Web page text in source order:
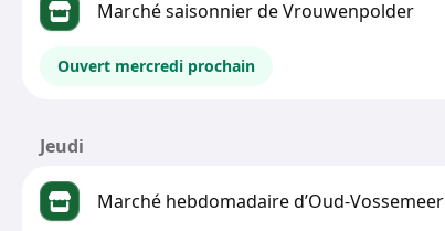
Marché saisonnier de Vrouwenpolder
Ouvert mercredi prochain
Jeudi
Marché hebdomadaire d’Oud-Vossemeer